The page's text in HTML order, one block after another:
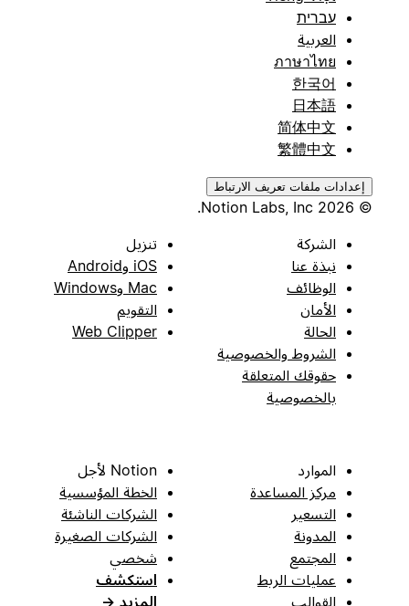
עברית
العربية
ภาษาไทย
한국어
日本語
简体中文
繁體中文
إعدادات ملفات تعريف الارتباط
الشركة
نبذة عنا
الوظائف
الأمان
الحالة
الشروط والخصوصية
حقوقك المتعلقة
بالخصوصية
تنزيل
iOS وAndroid
Mac وWindows
التقويم
Web Clipper
الموارد
مركز المساعدة
التسعير
المدونة
المجتمع
عمليات الربط
القوالب
Notion لأجل
الخطة المؤسسية
الشركات الناشئة
الشركات الصغيرة
شخصي
استكشف
المزيد →